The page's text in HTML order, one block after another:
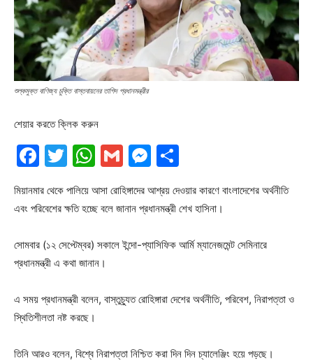
শুল্কমুক্ত বাণিজ্য চুক্তি বাস্তবায়নের তাগিদ প্রধানমন্ত্রীর
শেয়ার করতে ক্লিক করুন
Facebook
Twitter
WhatsApp
GmailMessenger
মিয়ানমার থেকে পালিয়ে আসা রোহিঙ্গাদের আশ্রয় দেওয়ার কারণে বাংলাদেশের অর্থনীতি
এবং পরিবেশের ক্ষতি হচ্ছে বলে জানান প্রধানমন্ত্রী শেখ হাসিনা।
সোমবার (১২ সেপ্টেম্বর) সকালে ইন্দো-প্যাসিফিক আর্মি ম্যানেজমেন্ট সেমিনারে
প্রধানমন্ত্রী এ কথা জানান।
এ সময় প্রধানমন্ত্রী বলেন, বাস্তুচ্যুত রোহিঙ্গারা দেশের অর্থনীতি, পরিবেশ, নিরাপত্তা ও
স্থিতিশীলতা নষ্ট করছে।
তিনি আরও বলেন, বিশ্বে নিরাপত্তা নিশ্চিত করা দিন দিন চ্যালেঞ্জিং হয়ে পড়ছে।